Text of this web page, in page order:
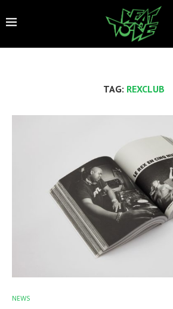
TAG: REXCLUB
NEWS